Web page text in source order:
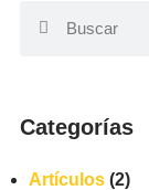
Categorías
Artículos (2)